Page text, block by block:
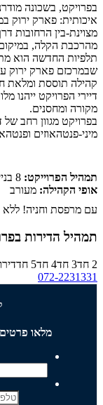
בפרויקט, בשכונה
איכותית: פארק ירוק
מהרכבת הקלה,
שבמרכזם פארק ירוק
קהילה תוססת ומלאת
דיירי הפרויקט ייהנו
מקורה ומחסנים.
מיני-פנטהאוזים
תמהיל הפרוייקט:
אופי הקהילה: מעורב
עם מרפסת וחניה! ללא הצמדה
תמהיל הדירות
2 חד 3 חד 4 חד 5 חד
072-2231331
מלאו